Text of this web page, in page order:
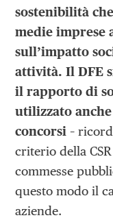
sostenibilità
medie imprese
sull’impatto
attività. Il DFE
il rapporto di
utilizzato
concorsi –
criterio della
commesse
questo modo il
aziende.